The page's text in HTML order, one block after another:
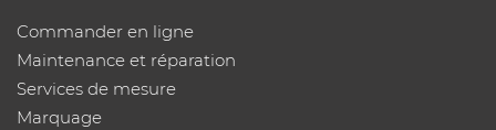
Commander en ligne
Maintenance et réparation
Services de mesure
Marquage